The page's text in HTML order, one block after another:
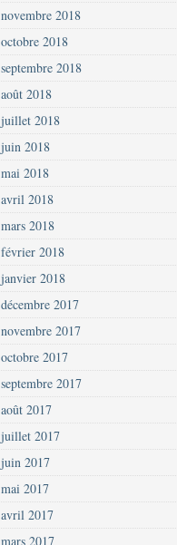
novembre 2018
octobre 2018
septembre 2018
août 2018
juillet 2018
juin 2018
mai 2018
avril 2018
mars 2018
février 2018
janvier 2018
décembre 2017
novembre 2017
octobre 2017
septembre 2017
août 2017
juillet 2017
juin 2017
mai 2017
avril 2017
mars 2017